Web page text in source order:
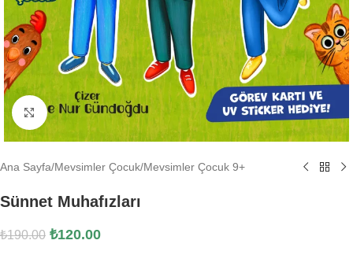
Büyütmek için tıklayın
Ana Sayfa/Mevsimler Çocuk/Mevsimler Çocuk 9+
Sünnet Muhafızları
₺190.00 ₺120.00